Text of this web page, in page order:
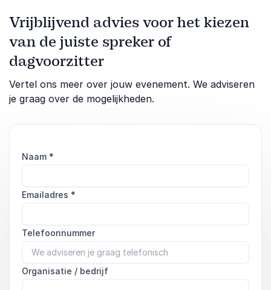
Vrijblijvend advies voor het kiezen
van de juiste spreker of
dagvoorzitter
Vertel ons meer over jouw evenement. We adviseren
je graag over de mogelijkheden.
Naam *
Emailadres *
Telefoonnummer
Organisatie / bedrijf